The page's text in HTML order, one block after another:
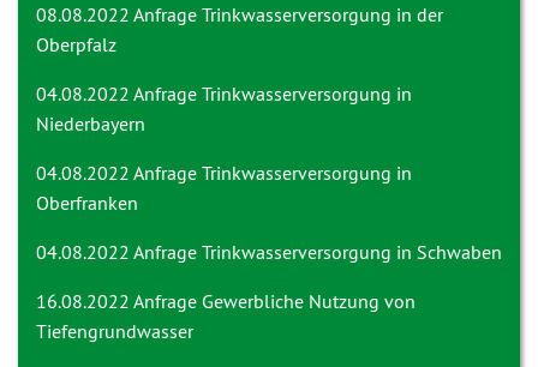
08.08.2022 Anfrage Trinkwasserversorgung in der
Oberpfalz
04.08.2022 Anfrage Trinkwasserversorgung in
Niederbayern
04.08.2022 Anfrage Trinkwasserversorgung in
Oberfranken
04.08.2022 Anfrage Trinkwasserversorgung in Schwaben
16.08.2022 Anfrage Gewerbliche Nutzung von
Tiefengrundwasser